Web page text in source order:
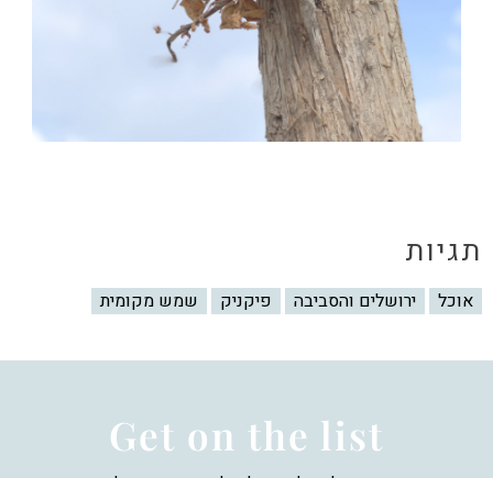
תגיות
אוכל ירושלים והסביבה פיקניק שמש מקומית
Get on the list